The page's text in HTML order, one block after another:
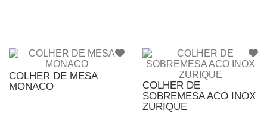
COLHER DE MESA
MONACO
COLHER DE
SOBREMESA ACO INOX
ZURIQUE